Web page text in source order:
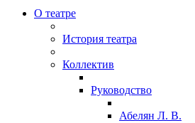
О театре
История театра
Коллектив
Руководство
Абелян Л. В.